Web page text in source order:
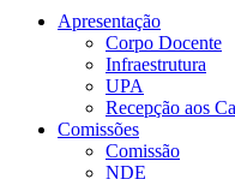
Apresentação
Corpo Docente
Infraestrutura
UPA
Recepção aos
Comissões
Comissão
NDE